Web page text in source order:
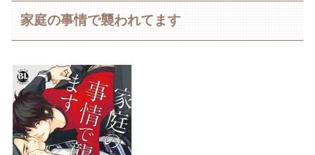
家庭の事情で襲われてます